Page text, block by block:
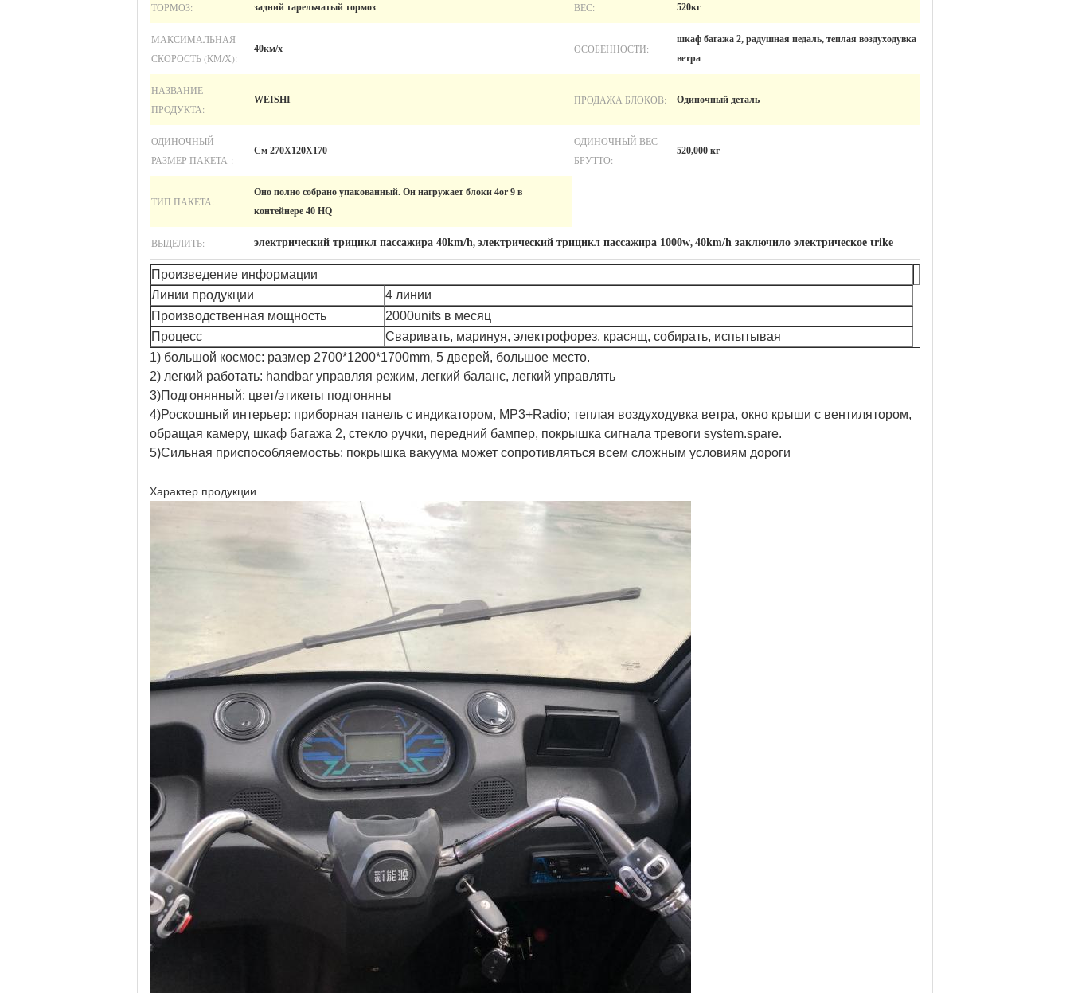
ТОРМОЗ: задний тарельчатый тормоз ВЕС: 520кг
МАКСИМАЛЬНАЯ
СКОРОСТЬ (КМ/Х):
40км/х ОСОБЕННОСТИ:
шкаф багажа 2, радушная педаль, теплая воздуходувка
ветра
НАЗВАНИЕ
ПРОДУКТА:
WEISHI ПРОДАЖА БЛОКОВ: Одиночный деталь
ОДИНОЧНЫЙ
РАЗМЕР ПАКЕТА :
См 270X120X170
ОДИНОЧНЫЙ ВЕС
БРУТТО:
520,000 кг
ТИП ПАКЕТА:
Оно полно собрано упакованный. Он нагружает блоки 4or 9 в
контейнере 40 HQ
ВЫДЕЛИТЬ: электрический трицикл пассажира 40km/h, электрический трицикл пассажира 1000w, 40km/h заключило электрическое trike
Произведение информации
Линии продукции
4 линии
Производственная мощность
2000units в месяц
Процесс
Сваривать, маринуя, электрофорез, красящ, собирать, испытывая
1) большой космос: размер 2700*1200*1700mm, 5 дверей, большое место.
2) легкий работать: handbar управляя режим, легкий баланс, легкий управлять
3)Подгонянный: цвет/этикеты подгоняны
4)Роскошный интерьер: приборная панель с индикатором, MP3+Radio; теплая воздуходувка ветра, окно крыши с вентилятором,
обращая камеру, шкаф багажа 2, стекло ручки, передний бампер, покрышка сигнала тревоги system.spare.
5)Сильная приспособляемостьь: покрышка вакуума может сопротивляться всем сложным условиям дороги
Характер продукции